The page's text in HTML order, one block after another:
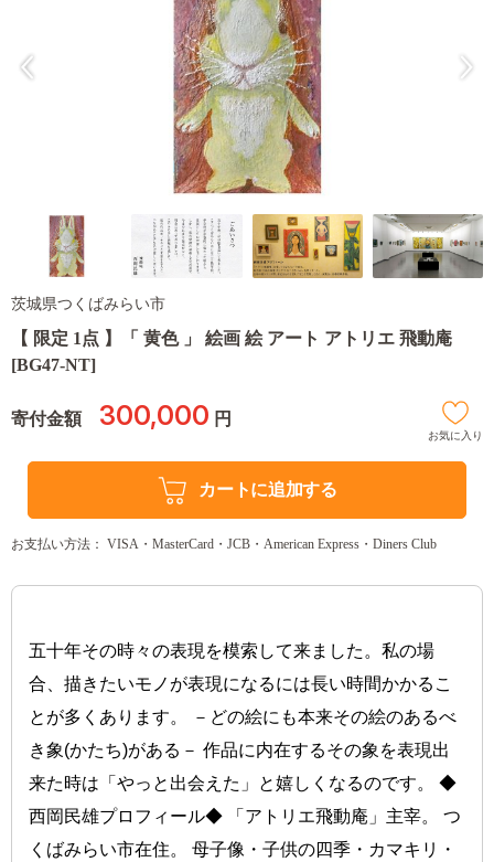
茨城県つくばみらい市
【 限定 1点 】「 黄色 」 絵画 絵 アート アトリエ 飛動庵
[BG47-NT]
寄付金額 300,000 円
お気に入り
カートに追加する
お支払い方法： VISA・MasterCard・JCB・American Express・Diners Club
五十年その時々の表現を模索して来ました。私の場
合、描きたいモノが表現になるには長い時間かかるこ
とが多くあります。 －どの絵にも本来その絵のあるべ
き象(かたち)がある－ 作品に内在するその象を表現出
来た時は「やっと出会えた」と嬉しくなるのです。 ◆
西岡民雄プロフィール◆ 「アトリエ飛動庵」主宰。 つ
くばみらい市在住。 母子像・子供の四季・カマキリ・